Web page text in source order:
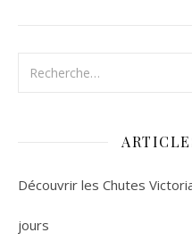
Découvrir les Chutes
jours